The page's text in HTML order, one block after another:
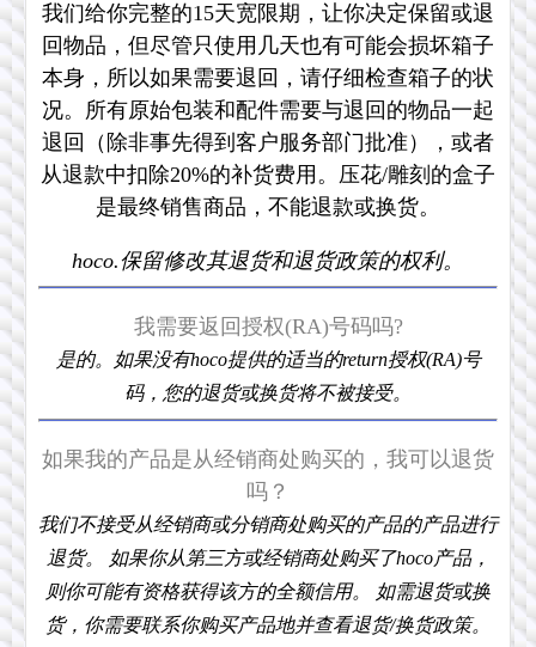
我们给你完整的15天宽限期，让你决定保留或退
回物品，但尽管只使用几天也有可能会损坏箱子
本身，所以如果需要退回，请仔细检查箱子的状
况。所有原始包装和配件需要与退回的物品一起
退回（除非事先得到客户服务部门批准），或者
从退款中扣除20%的补货费用。压花/雕刻的盒子
是最终销售商品，不能退款或换货。
hoco.保留修改其退货和退货政策的权利。
我需要返回授权(RA)号码吗?
是的。如果没有hoco提供的适当的return授权(RA)号
码，您的退货或换货将不被接受。
如果我的产品是从经销商处购买的，我可以退货
吗？
我们不接受从经销商或分销商处购买的产品的产品进行
退货。 如果你从第三方或经销商处购买了hoco产品，
则你可能有资格获得该方的全额信用。 如需退货或换
货，你需要联系你购买产品地并查看退货/换货政策。